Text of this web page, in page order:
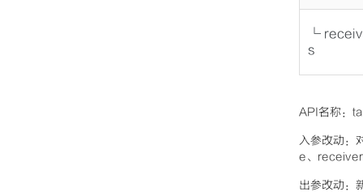
└
s
API名称：
入参改动：
e、
出参改动：